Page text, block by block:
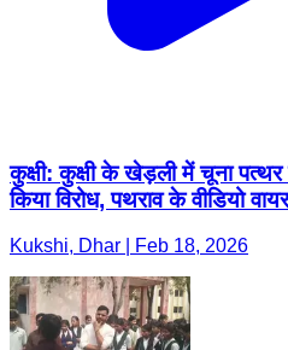
कुक्षी: कुक्षी के खेड़ली में चूना पत्थर
किया विरोध, पथराव के वीडियो
Kukshi, Dhar | Feb 18, 2026